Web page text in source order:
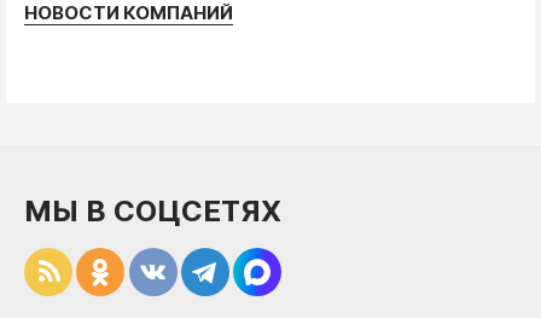
НОВОСТИ КОМПАНИЙ
МЫ В СОЦСЕТЯХ